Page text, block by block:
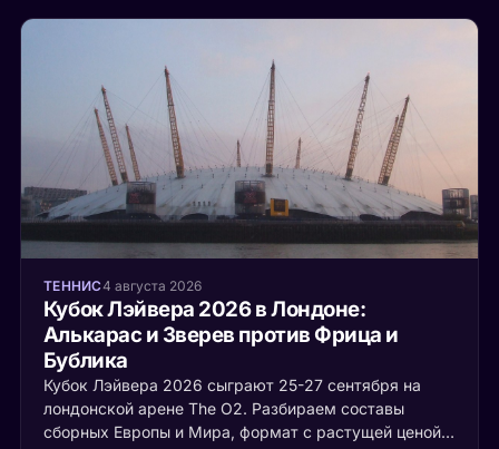
ТЕННИС4 августа 2026
Кубок Лэйвера 2026 в Лондоне:
Алькарас и Зверев против Фрица и
Бублика
Кубок Лэйвера 2026 сыграют 25-27 сентября на
лондонской арене The O2. Разбираем составы
сборных Европы и Мира, формат с растущей ценой